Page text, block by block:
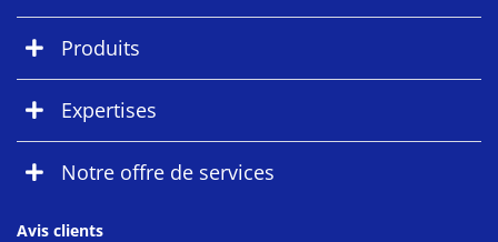
Produits
Expertises
Notre offre de services
Avis clients